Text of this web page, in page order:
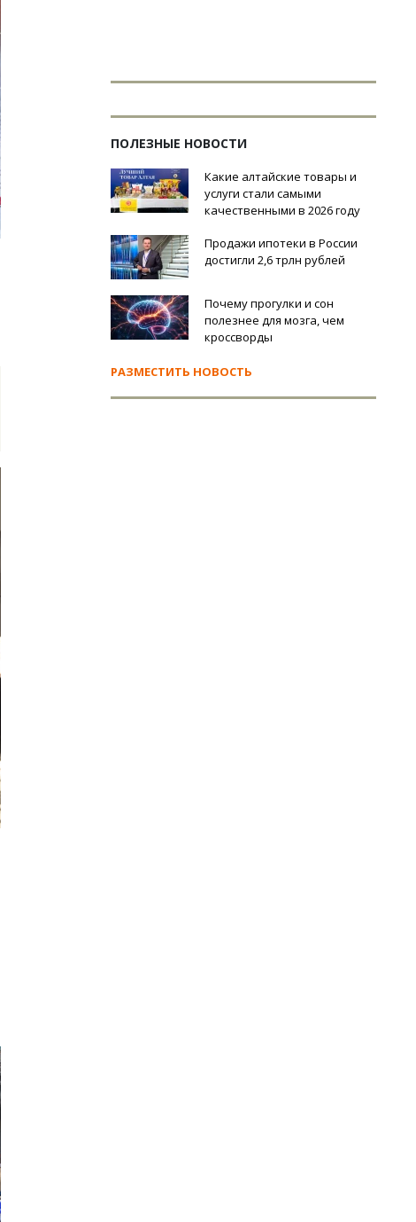
ПОЛЕЗНЫЕ НОВОСТИ
Какие алтайские товары и
услуги стали самыми
качественными в 2026 году
Продажи ипотеки в России
достигли 2,6 трлн рублей
Почему прогулки и сон
полезнее для мозга, чем
кроссворды
РАЗМЕСТИТЬ НОВОСТЬ